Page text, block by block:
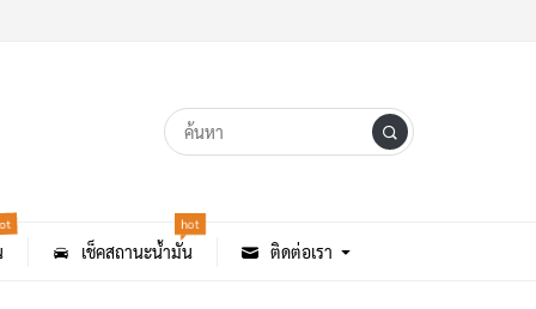
เช็คสถานะน้ำมัน
hot
ติดต่อเรา